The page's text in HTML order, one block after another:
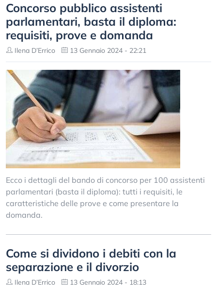
Concorso pubblico assistenti
parlamentari, basta il diploma:
requisiti, prove e domanda
Ilena D’Errico 13 Gennaio 2024 - 22:21
Ecco i dettagli del bando di concorso per 100 assistenti
parlamentari (basta il diploma): tutti i requisiti, le
caratteristiche delle prove e come presentare la
domanda.
Come si dividono i debiti con la
separazione e il divorzio
Ilena D’Errico 13 Gennaio 2024 - 18:13